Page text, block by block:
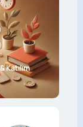
Katılım